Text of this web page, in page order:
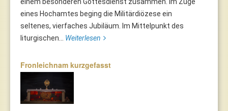
einem besonderen Gottesdienst zusammen. Im Zuge
eines Hochamtes beging die Militärdiözese ein
seltenes, vierfaches Jubiläum. Im Mittelpunkt des
liturgischen... Weiterlesen
Fronleichnam kurzgefasst